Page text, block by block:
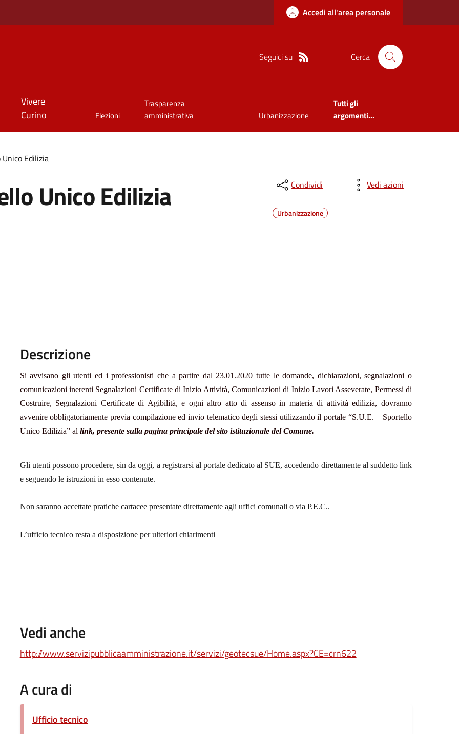
Accedi all'area personale
Seguici su Cerca
Vivere
Curino
Elezioni
Trasparenza
amministrativa
Urbanizzazione
Tutti gli
argomenti...
Edilizia
Unico Edilizia Condividi Vedi azioni
Urbanizzazione
Descrizione
Si avvisano gli utenti ed i professionisti che a partire dal 23.01.2020 tutte le domande, dichiarazioni, segnalazioni o
comunicazioni inerenti Segnalazioni Certificate di Inizio Attività, Comunicazioni di Inizio Lavori Asseverate, Permessi di
Costruire, Segnalazioni Certificate di Agibilità, e ogni altro atto di assenso in materia di attività edilizia, dovranno
avvenire obbligatoriamente previa compilazione ed invio telematico degli stessi utilizzando il portale “S.U.E. – Sportello
Unico Edilizia” al link, presente sulla pagina principale del sito istituzionale del Comune.
Gli utenti possono procedere, sin da oggi, a registrarsi al portale dedicato al SUE, accedendo direttamente al suddetto link
e seguendo le istruzioni in esso contenute.
Non saranno accettate pratiche cartacee presentate direttamente agli uffici comunali o via P.E.C..
L’ufficio tecnico resta a disposizione per ulteriori chiarimenti
Vedi anche
http://www.servizipubblicaamministrazione.it/servizi/geotecsue/Home.aspx?CE=crn622
A cura di
Ufficio tecnico